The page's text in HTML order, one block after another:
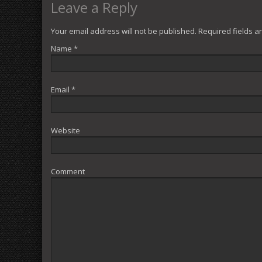
Leave a Reply
Your email address will not be published. Required fields
Name *
Email *
Website
Comment